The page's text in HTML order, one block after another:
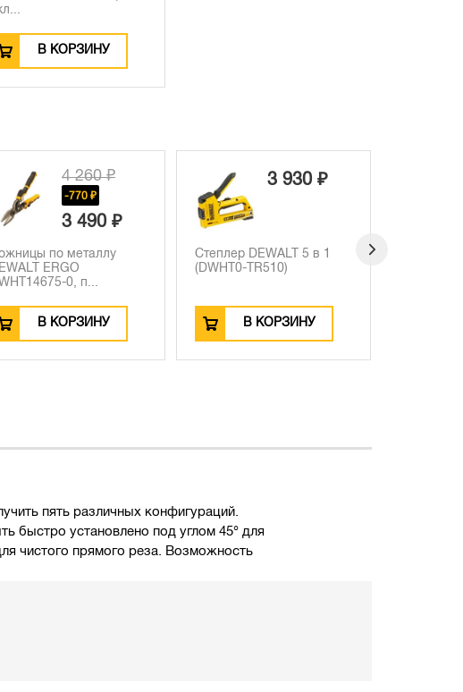
В КОРЗИНУ
3 930 ₽
Степлер DEWALT 5 в 1
(DWHT0-TR510)
В КОРЗИНУ
7 380 ₽
Набор из 4 стамесок
DEWALT DWHT0-16063,
В КОРЗИНУ
пять различных конфигураций.
быстро установлено под углом 45° для
чистого прямого реза. Возможность